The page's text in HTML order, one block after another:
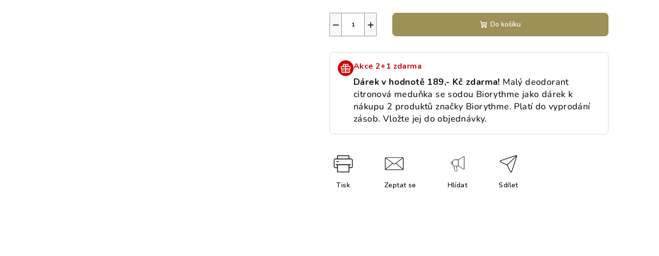
+
− Do košíku
Akce 2+1 zdarma
Dárek v hodnotě 189,- Kč zdarma! Malý deodorant
citronová meduňka se sodou Biorythme jako dárek k
nákupu 2 produktů značky Biorythme. Platí do vyprodání
zásob. Vložte jej do objednávky.
Tisk Zeptat se Hlídat Sdílet